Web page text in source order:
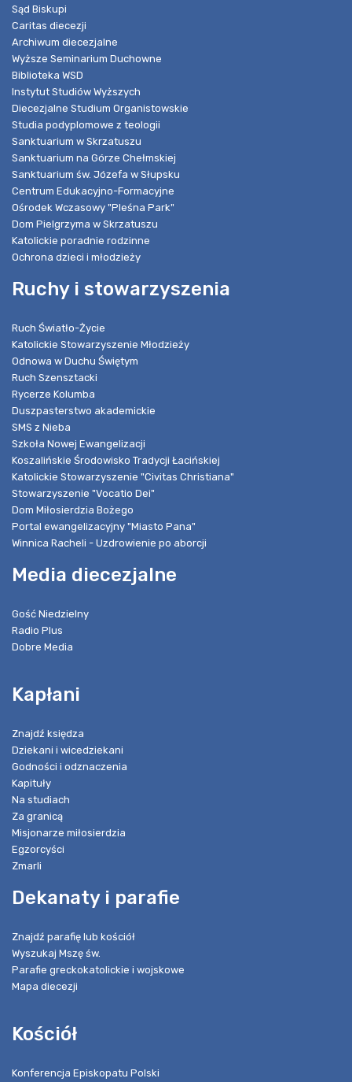
Sąd Biskupi
Caritas diecezji
Archiwum diecezjalne
Wyższe Seminarium Duchowne
Biblioteka WSD
Instytut Studiów Wyższych
Diecezjalne Studium Organistowskie
Studia podyplomowe z teologii
Sanktuarium w Skrzatuszu
Sanktuarium na Górze Chełmskiej
Sanktuarium św. Józefa w Słupsku
Centrum Edukacyjno-Formacyjne
Ośrodek Wczasowy "Pleśna Park"
Dom Pielgrzyma w Skrzatuszu
Katolickie poradnie rodzinne
Ochrona dzieci i młodzieży
Ruchy i stowarzyszenia
Ruch Światło-Życie
Katolickie Stowarzyszenie Młodzieży
Odnowa w Duchu Świętym
Ruch Szensztacki
Rycerze Kolumba
Duszpasterstwo akademickie
SMS z Nieba
Szkoła Nowej Ewangelizacji
Koszalińskie Środowisko Tradycji Łacińskiej
Katolickie Stowarzyszenie "Civitas Christiana"
Stowarzyszenie "Vocatio Dei"
Dom Miłosierdzia Bożego
Portal ewangelizacyjny "Miasto Pana"
Winnica Racheli - Uzdrowienie po aborcji
Media diecezjalne
Gość Niedzielny
Radio Plus
Dobre Media
Kapłani
Znajdź księdza
Dziekani i wicedziekani
Godności i odznaczenia
Kapituły
Na studiach
Za granicą
Misjonarze miłosierdzia
Egzorcyści
Zmarli
Dekanaty i parafie
Znajdź parafię lub kościół
Wyszukaj Mszę św.
Parafie greckokatolickie i wojskowe
Mapa diecezji
Kościół
Konferencja Episkopatu Polski